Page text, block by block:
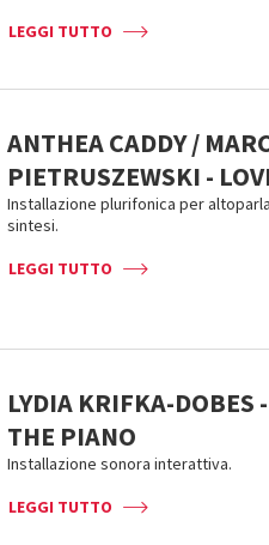
LEGGI TUTTO
ANTHEA CADDY /
PIETRUSZEWSKI -
Installazione plurifonica per
sintesi.
LEGGI TUTTO
LYDIA KRIFKA-DOBES
THE PIANO
Installazione sonora interattiva.
LEGGI TUTTO